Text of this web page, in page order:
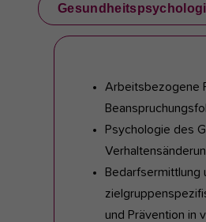
Arbeitsbezogene
Psychologie des
Bedarfsermittlung
und Prävention in